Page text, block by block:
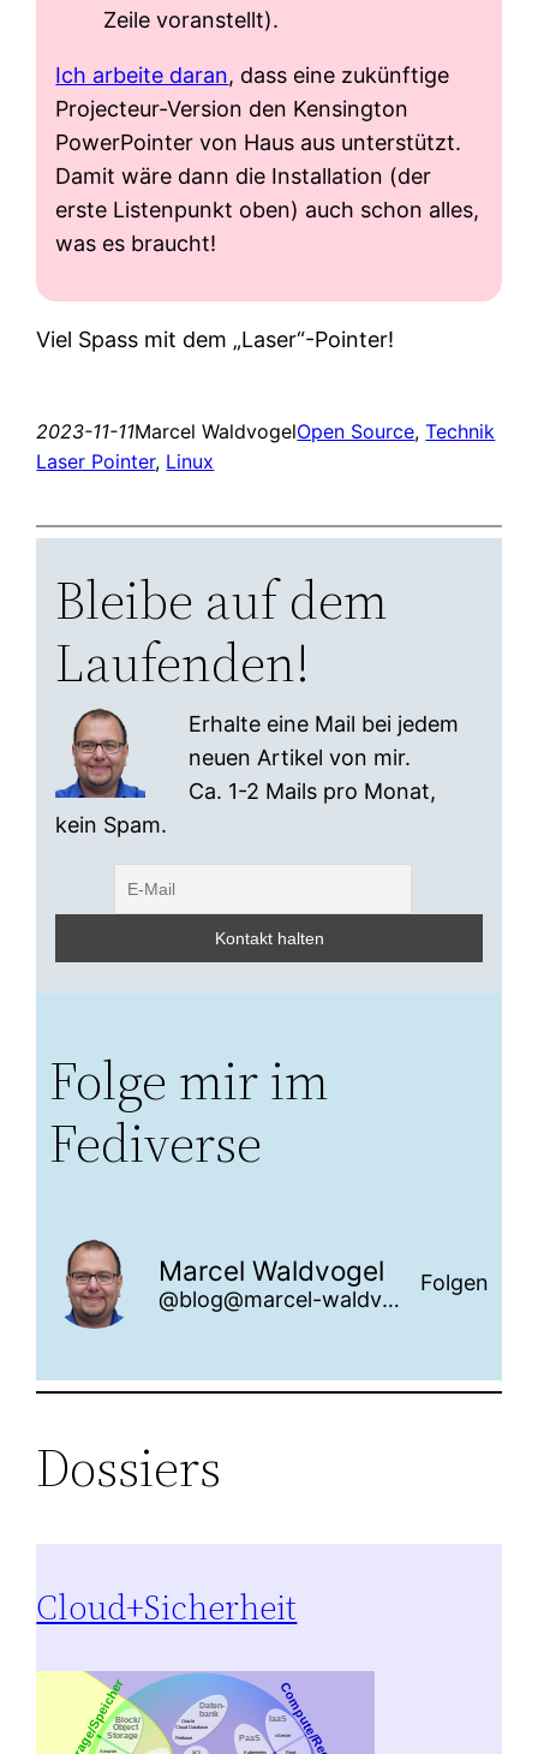
Zeile voranstellt).
Ich arbeite daran, dass eine zukünftige
Projecteur-Version den Kensington
PowerPointer von Haus aus unterstützt.
Damit wäre dann die Installation (der
erste Listenpunkt oben) auch schon alles,
was es braucht!
Viel Spass mit dem „Laser“-Pointer!
2023-11-11Marcel WaldvogelOpen Source, Technik
Laser Pointer, Linux
Bleibe auf dem
Laufenden!
Erhalte eine Mail bei jedem
neuen Artikel von mir.
Ca. 1-2 Mails pro Monat,
kein Spam.
Folge mir im
Fediverse
Marcel Waldvogel
@blog@marcel-waldvogel.ch
Folgen
Dossiers
Cloud+Sicherheit